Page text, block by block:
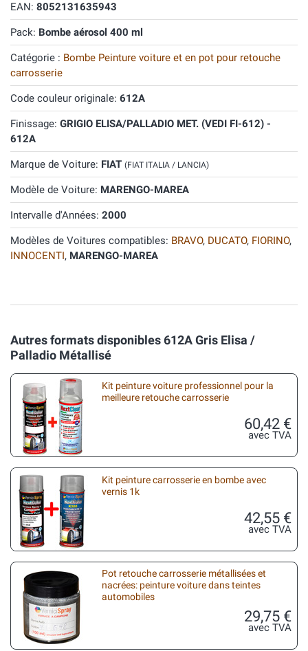
EAN: 8052131635943
Pack: Bombe aérosol 400 ml
Catégorie : Bombe Peinture voiture et en pot pour retouche
carrosserie
Code couleur originale: 612A
Finissage: GRIGIO ELISA/PALLADIO MET. (VEDI FI-612) -
612A
Marque de Voiture: FIAT (FIAT ITALIA / LANCIA)
Modèle de Voiture: MARENGO-MAREA
Intervalle d'Années: 2000
Modèles de Voitures compatibles: BRAVO, DUCATO, FIORINO,
INNOCENTI, MARENGO-MAREA
Autres formats disponibles 612A Gris Elisa /
Palladio Métallisé
Kit peinture voiture professionnel pour la
meilleure retouche carrosserie
60,42 €
avec TVA
Kit peinture carrosserie en bombe avec
vernis 1k
42,55 €
avec TVA
Pot retouche carrosserie métallisées et
nacrées: peinture voiture dans teintes
automobiles
29,75 €
avec TVA